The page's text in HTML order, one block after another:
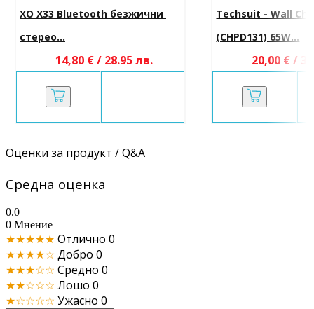
XO X33 Bluetooth безжични
стерео...
14,80 € / 28.95 лв.
Techsuit - Wall
(CHPD131) 65W...
20,00 € /
Оценки за продукт / Q&A
Средна оценка
0.0
0 Мнение
★★★★★ Отлично 0
★★★★☆ Добро 0
★★★☆☆ Средно 0
★★☆☆☆ Лошо 0
★☆☆☆☆ Ужасно 0